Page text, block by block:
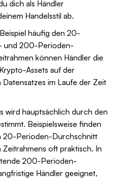
dich als Händler
Handelsstil ab.
häufig den 20-
und 200-Perioden-
können Händler die
Assets auf der
im Laufe der Zeit
wird hauptsächlich durch den
Beispielsweise finden
20-Perioden-Durchschnitt
oft praktisch. In
200-Perioden-
Händler geeignet,